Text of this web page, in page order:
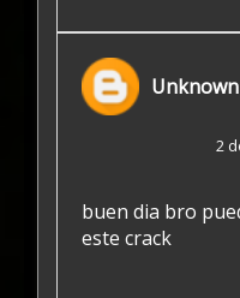
Unknown
2
buen dia bro
este crack